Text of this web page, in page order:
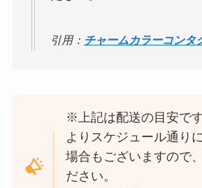
引用： チャームカラーコンタ
※上記は配送の目安で
よりスケジュール通り
場合もございますので
ださい。